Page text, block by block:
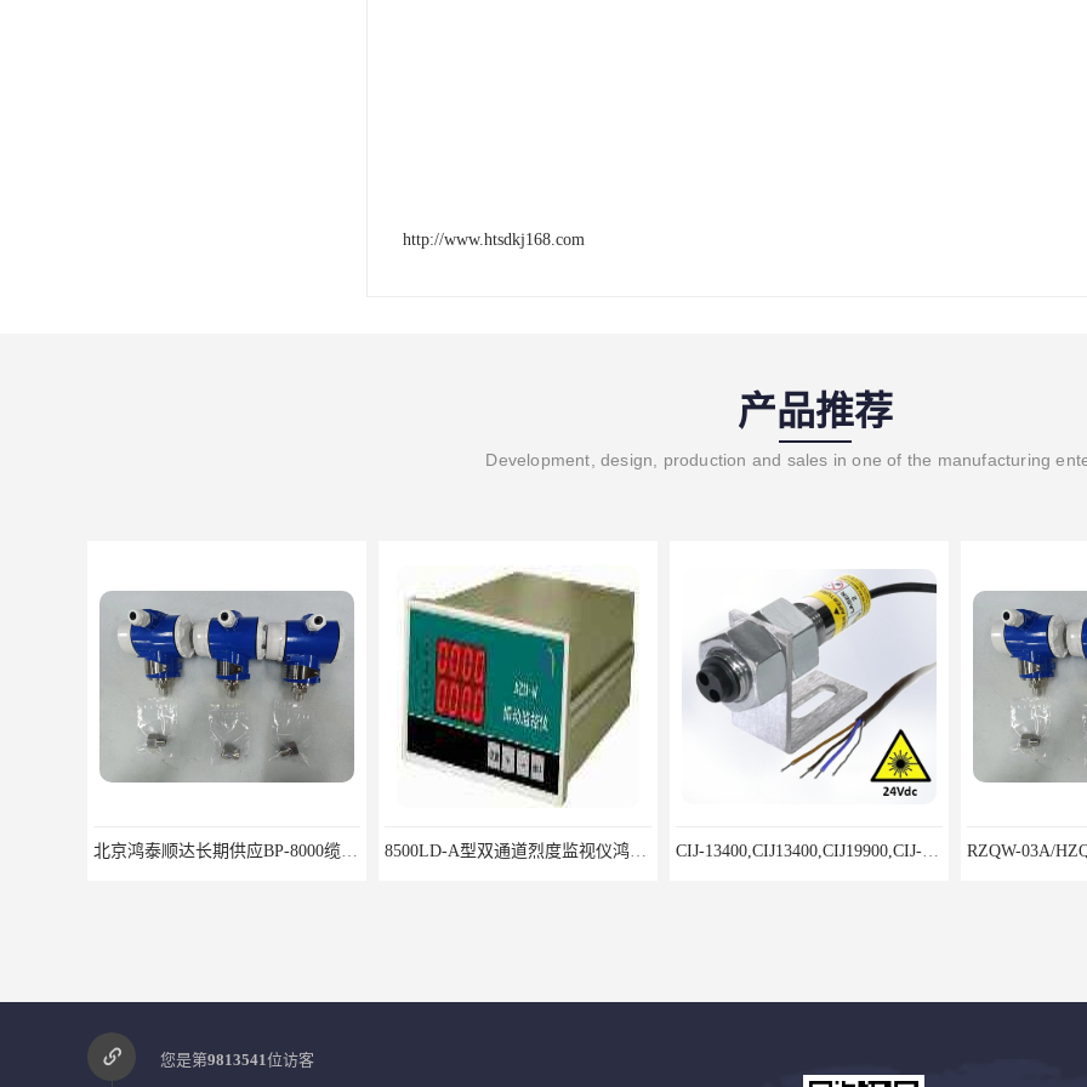
http://www.htsdkj168.com
产品推荐
Development, design, production and sales in one of the manufacturing
北京鸿泰顺达长期供应BP-8000缆式液位计，0-5米现场显示；BP-8000缆式液位计，0-5米现场显示询价电话 8500LD-A型双通道烈度监视仪鸿泰产品性价比好 CIJ-13400,CIJ13400,CIJ19900,CIJ-19200,CIJI3500Y转速传感器
您是第9813541位访客